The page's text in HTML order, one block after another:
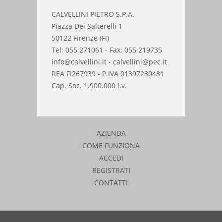
CALVELLINI PIETRO S.P.A.
Piazza Dei Salterelli 1
50122 Firenze (FI)
Tel: 055 271061 - Fax: 055 219735
info@calvellini.it - calvellini@pec.it
REA FI267939 - P.IVA 01397230481
Cap. Soc. 1.900.000 i.v.
AZIENDA
COME FUNZIONA
ACCEDI
REGISTRATI
CONTATTI